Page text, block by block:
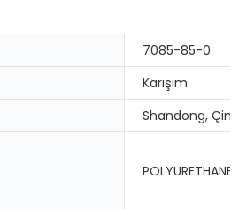
7085-85-0
Karışım
Shandong, Çin
POLYURETHANE